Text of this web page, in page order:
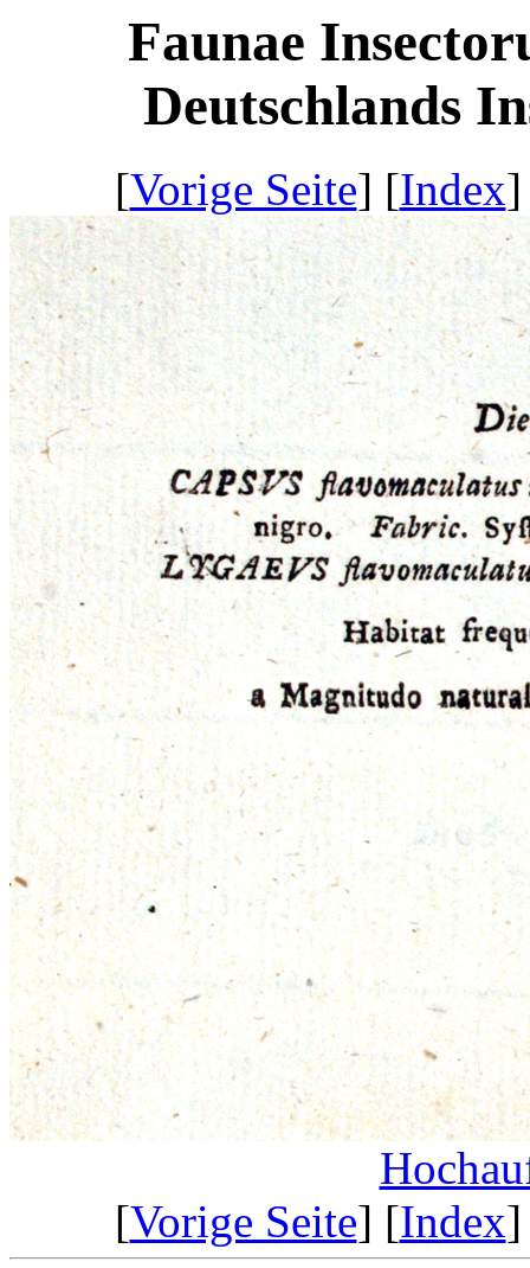
Faunae
Deutschlands
[Vorige Seite] [Index
[Vorige Seite] [Index